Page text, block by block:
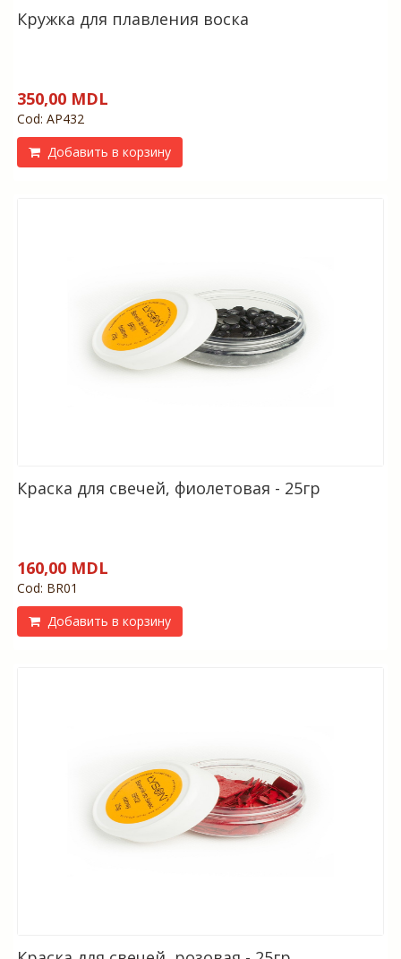
Кружка для плавления воска
350,00 MDL
Cod: AP432
Добавить в корзину
Краска для свечей, фиолетовая - 25гр
160,00 MDL
Cod: BR01
Добавить в корзину